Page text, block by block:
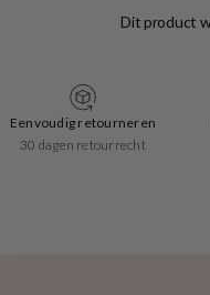
Eenvoudig retourneren
30 dagen retourrecht